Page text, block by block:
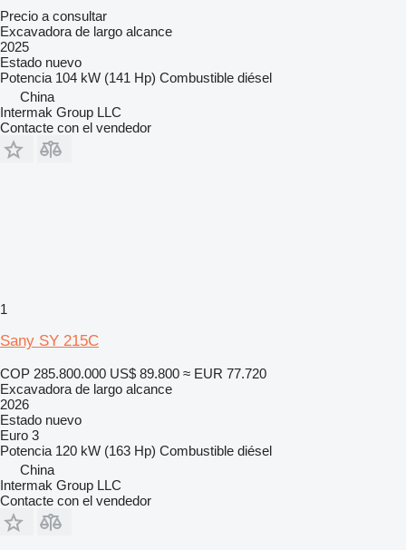
Precio a consultar
Excavadora de largo alcance
2025
Estado nuevo
Potencia 104 kW (141 Hp) Combustible diésel
China
Intermak Group LLC
Contacte con el vendedor
1
Sany SY 215C
COP 285.800.000 US$ 89.800 ≈ EUR 77.720
Excavadora de largo alcance
2026
Estado nuevo
Euro 3
Potencia 120 kW (163 Hp) Combustible diésel
China
Intermak Group LLC
Contacte con el vendedor